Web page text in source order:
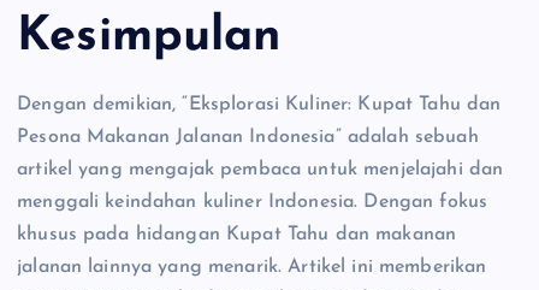
Kesimpulan
Dengan demikian, “Eksplorasi Kuliner: Kupat Tahu dan
Pesona Makanan Jalanan Indonesia” adalah sebuah
artikel yang mengajak pembaca untuk menjelajahi dan
menggali keindahan kuliner Indonesia. Dengan fokus
khusus pada hidangan Kupat Tahu dan makanan
jalanan lainnya yang menarik. Artikel ini memberikan